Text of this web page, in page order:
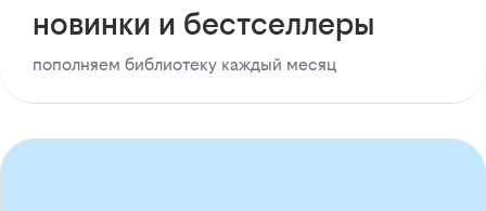
новинки и бестселлеры
пополняем библиотеку каждый месяц